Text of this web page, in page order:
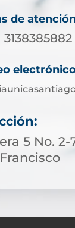
de
3138385882
5 No.